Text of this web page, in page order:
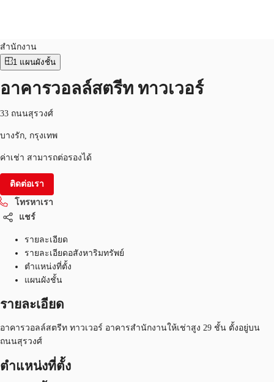
พื้นที่สำนักงาน
เฟล็กสเปซ
บทความที่น่าสนใจ
เกี่ยวกับ JLL
อสังหาริมทรัพย์ที่บันทึกไว้
TH
+6626246471 ติดต่อเรา
สำนักงาน
1 แผนผังชั้น
อาคารวอลล์สตรีท ทาวเวอร์
33 ถนนสุรวงศ์
บางรัก, กรุงเทพ
ค่าเช่า สามารถต่อรองได้
ติดต่อเรา
โทรหาเรา
แชร์
รายละเอียด
รายละเอียดอสังหาริมทรัพย์
ตำแหน่งที่ตั้ง
แผนผังชั้น
รายละเอียด
อาคารวอลล์สตรีท ทาวเวอร์ อาคารสำนักงานให้เช่าสูง 29 ชั้น ตั้งอยู่บน
ถนนสุรวงศ์
ตำแหน่งที่ตั้ง